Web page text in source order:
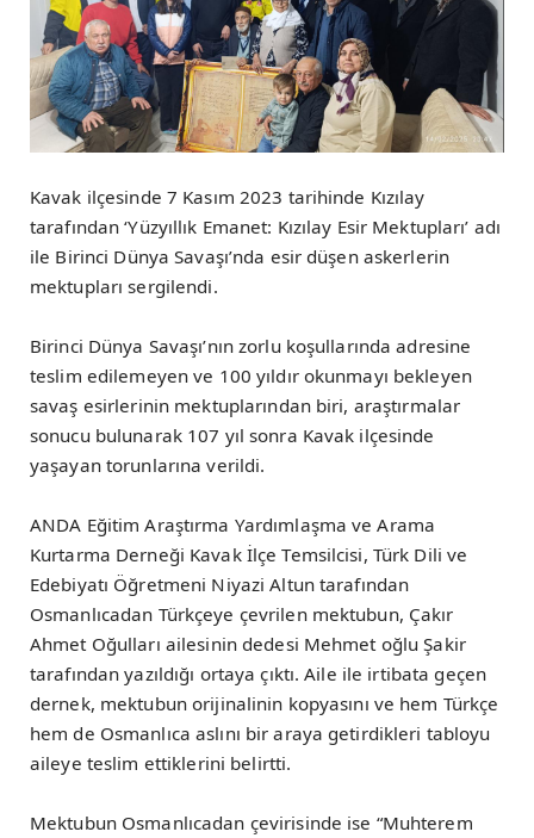
Kavak ilçesinde 7 Kasım 2023 tarihinde Kızılay
tarafından ‘Yüzyıllık Emanet: Kızılay Esir Mektupları’ adı
ile Birinci Dünya Savaşı’nda esir düşen askerlerin
mektupları sergilendi.
Birinci Dünya Savaşı’nın zorlu koşullarında adresine
teslim edilemeyen ve 100 yıldır okunmayı bekleyen
savaş esirlerinin mektuplarından biri, araştırmalar
sonucu bulunarak 107 yıl sonra Kavak ilçesinde
yaşayan torunlarına verildi.
ANDA Eğitim Araştırma Yardımlaşma ve Arama
Kurtarma Derneği Kavak İlçe Temsilcisi, Türk Dili ve
Edebiyatı Öğretmeni Niyazi Altun tarafından
Osmanlıcadan Türkçeye çevrilen mektubun, Çakır
Ahmet Oğulları ailesinin dedesi Mehmet oğlu Şakir
tarafından yazıldığı ortaya çıktı. Aile ile irtibata geçen
dernek, mektubun orijinalinin kopyasını ve hem Türkçe
hem de Osmanlıca aslını bir araya getirdikleri tabloyu
aileye teslim ettiklerini belirtti.
Mektubun Osmanlıcadan çevirisinde ise “Muhterem